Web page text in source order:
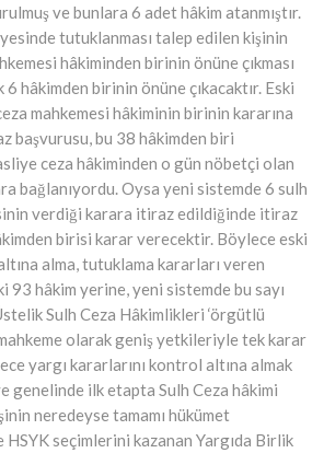
ve bunlara 6 adet hâkim atanmıştır.
tutuklanması talep edilen kişinin
hâkiminden birinin önüne çıkması
hâkimden birinin önüne çıkacaktır. Eski
mahkemesi hâkiminin birinin kararına
başvurusu, bu 38 hâkimden biri
ceza hâkiminden o gün nöbetçi olan
bağlanıyordu. Oysa yeni sistemde 6 sulh
verdiği karara itiraz edildiğinde itiraz
birisi karar verecektir. Böylece eski
alma, tutuklama kararları veren
93 hâkim yerine, yeni sistemde bu sayı
Sulh Ceza Hâkimlikleri ‘örgütlü
olarak geniş yetkileriyle tek karar
yargı kararlarını kontrol altına almak
genelinde ilk etapta Sulh Ceza hâkimi
neredeyse tamamı hükümet
seçimlerini kazanan Yargıda Birlik